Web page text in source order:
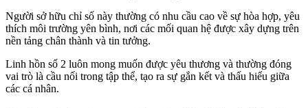
Người sở hữu chỉ số này thường có nhu cầu cao về sự hòa hợp, yêu
thích môi trường yên bình, nơi các mối quan hệ được xây dựng trên
nền tảng chân thành và tin tưởng.
Linh hồn số 2 luôn mong muốn được yêu thương và thường đóng
vai trò là cầu nối trong tập thể, tạo ra sự gắn kết và thấu hiểu giữa
các cá nhân.